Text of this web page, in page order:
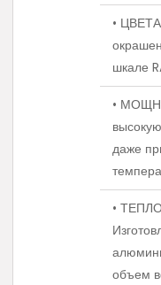
•
шкале
•
даже
•
объем